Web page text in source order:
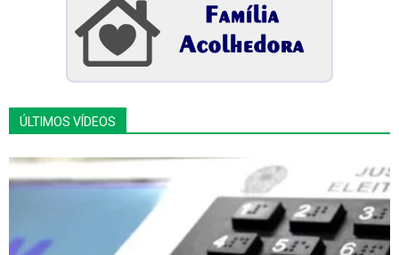
ÚLTIMOS VÍDEOS